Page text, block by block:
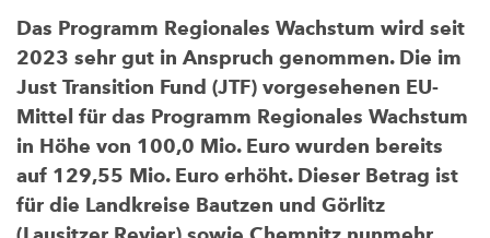
Das Programm Regionales Wachstum wird seit
2023 sehr gut in Anspruch genommen. Die im
Just Transition Fund (JTF) vorgesehenen EU-
Mittel für das Programm Regionales Wachstum
in Höhe von 100,0 Mio. Euro wurden bereits
auf 129,55 Mio. Euro erhöht. Dieser Betrag ist
für die Landkreise Bautzen und Görlitz